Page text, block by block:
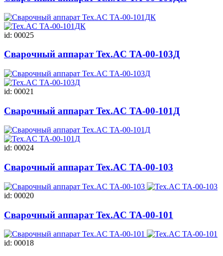
id: 00025
Сварочный аппарат Tex.AC ТА-00-103Д
id: 00021
Сварочный аппарат Tex.AC ТА-00-101Д
id: 00024
Сварочный аппарат Tex.AC ТА-00-103
id: 00020
Сварочный аппарат Tex.AC ТА-00-101
id: 00018